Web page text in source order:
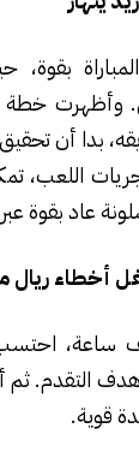
وأظهرت خطة
بدا أن
اللعب،
عاد بقوة
أخطاء ريال
ساعة، احتسب
التقدم. ثم
قوية.